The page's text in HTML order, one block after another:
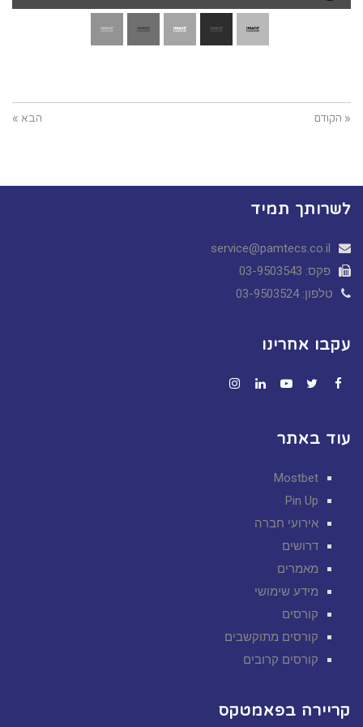
« הקודם הבא »
לשרותך תמיד
service@pamtecs.co.il
פקס: 03-9503543
טלפון: 03-9503524
עקבו אחרינו
עוד באתר
Mostbet
Pin Up
אירועי חברה
דרושים
מאמרים
מידע שימושי
קורסים
קורסים מתוקשבים
קורסים קרובים
קריירה בפאמטקס